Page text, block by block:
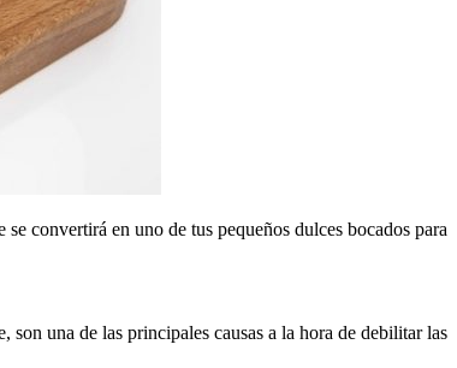
convertirá en uno de tus pequeños dulces bocados para
una de las principales causas a la hora de debilitar las